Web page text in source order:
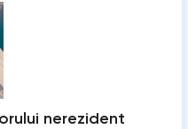
nerezident